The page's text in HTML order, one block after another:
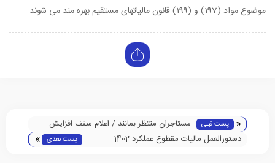
موضوع مواد (197) و (199) قانون مالیات‏های مستقیم بهره مند می شوند.
« پست قبلی
مستاجران منتظر بمانند / اعلام سقف افزایش
اجاره بها ظرف ۴۸ ساعت آینده + جزییات
دستورالعمل مالیات مقطوع عملکرد 1402
پست بعدی »